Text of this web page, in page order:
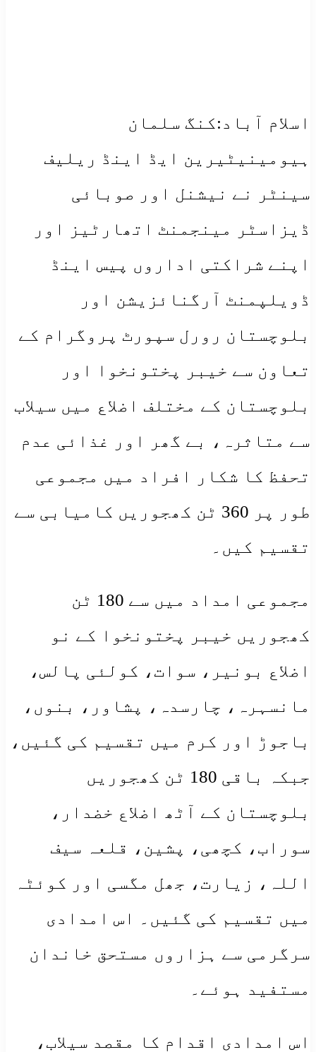
اسلام آباد:کنگ سلمان
ہیومینیٹیرین ایڈ اینڈ ریلیف
سینٹر نے نیشنل اور صوبائی
ڈیزاسٹر مینجمنٹ اتھارٹیز اور
اپنے شراکتی اداروں پیس اینڈ
ڈویلپمنٹ آرگنائزیشن اور
بلوچستان رورل سپورٹ پروگرام کے
تعاون سے خیبر پختونخوا اور
بلوچستان کے مختلف اضلاع میں سیلاب
سے متاثرہ، بے گھر اور غذائی عدم
تحفظ کا شکار افراد میں مجموعی
طور پر 360 ٹن کھجوریں کامیابی سے
تقسیم کیں۔
مجموعی امداد میں سے 180 ٹن
کھجوریں خیبر پختونخوا کے نو
اضلاع بونیر، سوات، کولئی پالس،
مانسہرہ، چارسدہ، پشاور، بنوں،
باجوڑ اور کرم میں تقسیم کی گئیں،
جبکہ باقی 180 ٹن کھجوریں
بلوچستان کے آٹھ اضلاع خضدار،
سوراب، کچھی، پشین، قلعہ سیف
اللہ، زیارت، جھل مگسی اور کوئٹہ
میں تقسیم کی گئیں۔ اس امدادی
سرگرمی سے ہزاروں مستحق خاندان
مستفید ہوئے۔
اس امدادی اقدام کا مقصد سیلاب،